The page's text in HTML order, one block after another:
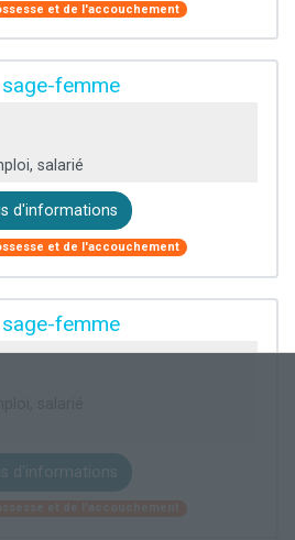
et de l'accouchement
femme
salarié
d'informations
et de l'accouchement
femme
d'informations